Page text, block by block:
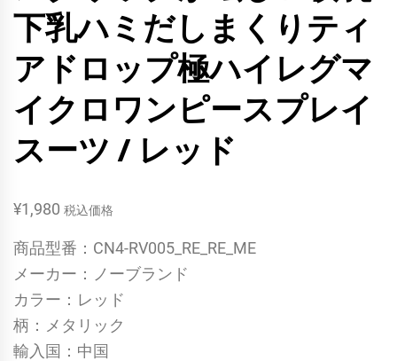
下乳ハミだしまくりティ
アドロップ極ハイレグマ
イクロワンピースプレイ
スーツ / レッド
¥1,980 税込価格
商品型番：CN4-RV005_RE_RE_ME
メーカー：ノーブランド
カラー：レッド
柄：メタリック
輸入国：中国